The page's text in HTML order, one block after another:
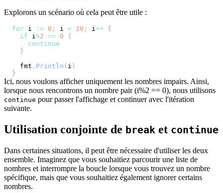
Explorons un scénario où cela peut être utile :
for i := 0 ; i < 10 ; i ++ {
if i %2 == 0
{
continue
}
  fmt
. Println ( i )
}
Ici, nous voulons afficher uniquement les nombres impairs. Ainsi,
lorsque nous rencontrons un nombre pair (i%2 == 0), nous utilisons
continue pour passer l'affichage et continuer avec l'itération
suivante.
Utilisation conjointe de break et continue
Dans certaines situations, il peut être nécessaire d'utiliser les deux
ensemble. Imaginez que vous souhaitiez parcourir une liste de
nombres et interrompre la boucle lorsque vous trouvez un nombre
spécifique, mais que vous souhaitiez également ignorer certains
nombres.